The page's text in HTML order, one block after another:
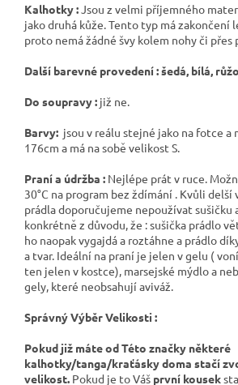
Kalhotky :Jsou z velmi příjemného
jako druhá kůže. Tento typ má zakončení
proto nemá žádné švy kolem nohy či přes
Další barevné provedení : šedá, bílá,
Do soupravy : již ne.
Barvy: jsou v reálu stejné jako na fotce a
176cm a má na sobě velikost S.
Praní a údržba : Nejlépe prát v ruce.
30°C na program bez ždímání . Kvůli
prádla doporučujeme nepoužívat sušičku
konkrétně z důvodu, že : sušička prádlo
ho naopak vygajdá a roztáhne a prádlo
a tvar. Ideální na praní je jelen v gelu (
ten jelen v kostce), marsejské mýdlo a
gely, které neobsahují aviváž.
Správný Výběr Velikosti :
Pokud již máte od Této značky některé
kalhotky/tanga/kraťásky doma stačí
velikost. Pokud je to Váš první kousek